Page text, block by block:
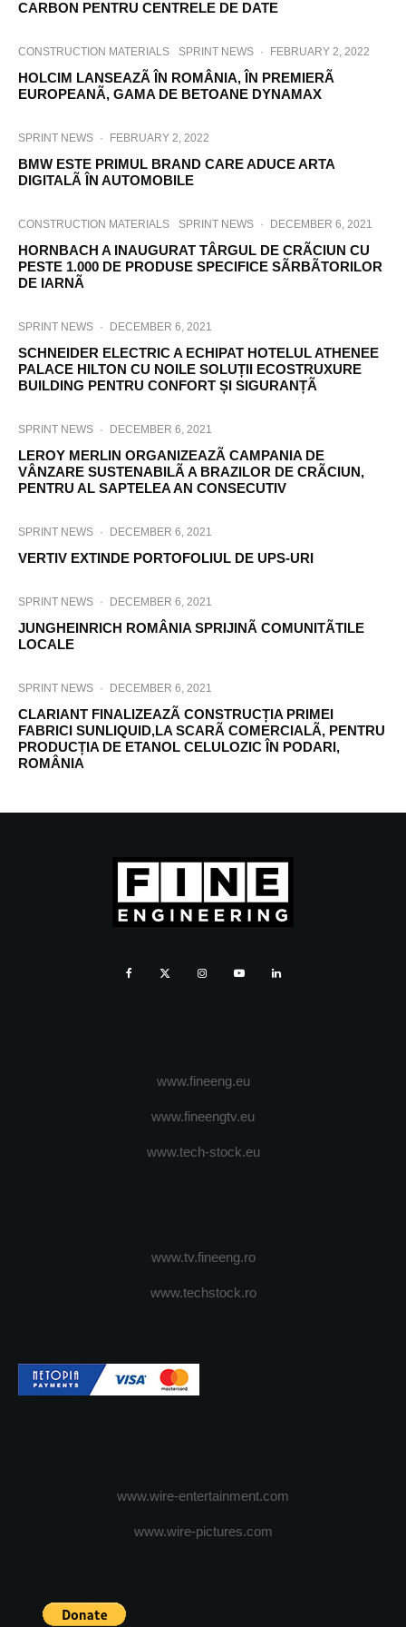
CARBON PENTRU CENTRELE DE DATE
CONSTRUCTION MATERIALS SPRINT NEWS · FEBRUARY 2, 2022
HOLCIM LANSEAZÃ ÎN ROMÂNIA, ÎN PREMIERÃ
EUROPEANÃ, GAMA DE BETOANE DYNAMAX
SPRINT NEWS · FEBRUARY 2, 2022
BMW ESTE PRIMUL BRAND CARE ADUCE ARTA
DIGITALÃ ÎN AUTOMOBILE
CONSTRUCTION MATERIALS SPRINT NEWS · DECEMBER 6, 2021
HORNBACH A INAUGURAT TÂRGUL DE CRÃCIUN CU
PESTE 1.000 DE PRODUSE SPECIFICE SÃRBÃTORILOR
DE IARNÃ
SPRINT NEWS · DECEMBER 6, 2021
SCHNEIDER ELECTRIC A ECHIPAT HOTELUL ATHENEE
PALACE HILTON CU NOILE SOLUȚII ECOSTRUXURE
BUILDING PENTRU CONFORT ȘI SIGURANȚÃ
SPRINT NEWS · DECEMBER 6, 2021
LEROY MERLIN ORGANIZEAZÃ CAMPANIA DE
VÂNZARE SUSTENABILÃ A BRAZILOR DE CRÃCIUN,
PENTRU AL SAPTELEA AN CONSECUTIV
SPRINT NEWS · DECEMBER 6, 2021
VERTIV EXTINDE PORTOFOLIUL DE UPS-URI
SPRINT NEWS · DECEMBER 6, 2021
JUNGHEINRICH ROMÂNIA SPRIJINÃ COMUNITÃTILE
LOCALE
SPRINT NEWS · DECEMBER 6, 2021
CLARIANT FINALIZEAZÃ CONSTRUCȚIA PRIMEI
FABRICI SUNLIQUID,LA SCARÃ COMERCIALÃ, PENTRU
PRODUCȚIA DE ETANOL CELULOZIC ÎN PODARI,
ROMÂNIA
www.fineeng.eu
www.fineengtv.eu
www.tech-stock.eu
www.tv.fineeng.ro
www.techstock.ro
www.wire-entertainment.com
www.wire-pictures.com